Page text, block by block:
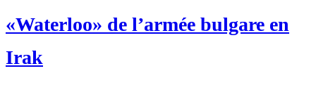
«Waterloo» de l’armée bulgare en
Irak